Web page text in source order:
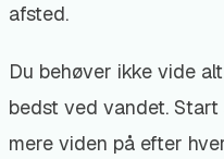
afsted.
Du behøver ikke vide
bedst ved vandet.
mere viden på efter